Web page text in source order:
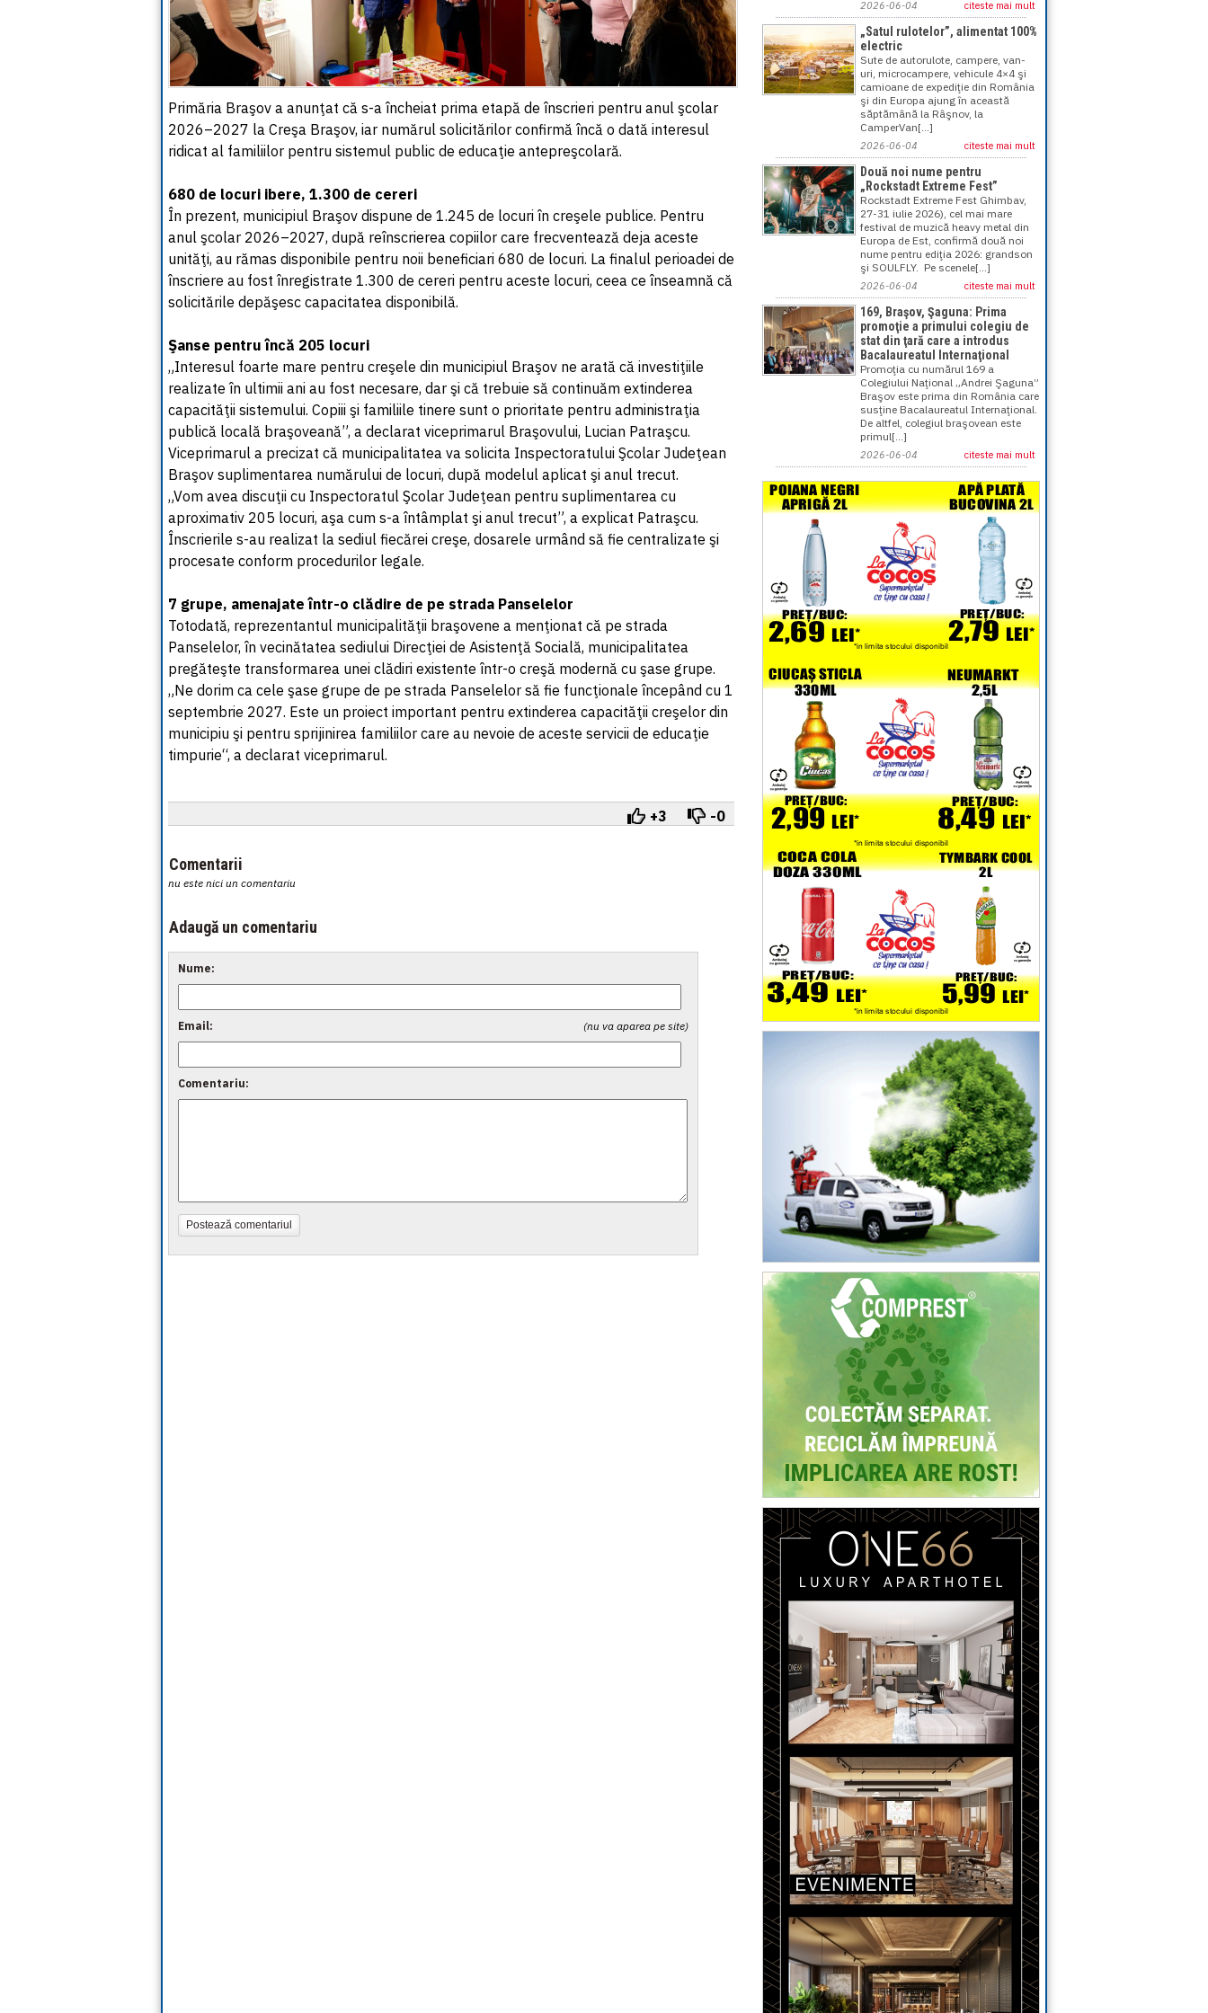
Primăria Braşov a anunţat că s-a încheiat prima etapă de înscrieri pentru anul şcolar
2026–2027 la Creşa Braşov, iar numărul solicitărilor confirmă încă o dată interesul
ridicat al familiilor pentru sistemul public de educaţie antepreşcolară.
680 de locuri ibere, 1.300 de cereri
În prezent, municipiul Braşov dispune de 1.245 de locuri în creşele publice. Pentru
anul şcolar 2026–2027, după reînscrierea copiilor care frecventează deja aceste
unităţi, au rămas disponibile pentru noii beneficiari 680 de locuri. La finalul perioadei de
înscriere au fost înregistrate 1.300 de cereri pentru aceste locuri, ceea ce înseamnă că
solicitările depăşesc capacitatea disponibilă.
Şanse pentru încă 205 locuri
„Interesul foarte mare pentru creşele din municipiul Braşov ne arată că investiţiile
realizate în ultimii ani au fost necesare, dar şi că trebuie să continuăm extinderea
capacităţii sistemului. Copiii şi familiile tinere sunt o prioritate pentru administraţia
publică locală braşoveană”, a declarat viceprimarul Braşovului, Lucian Patraşcu.
Viceprimarul a precizat că municipalitatea va solicita Inspectoratului Şcolar Judeţean
Braşov suplimentarea numărului de locuri, după modelul aplicat şi anul trecut.
„Vom avea discuţii cu Inspectoratul Şcolar Judeţean pentru suplimentarea cu
aproximativ 205 locuri, aşa cum s-a întâmplat şi anul trecut”, a explicat Patraşcu.
Înscrierile s-au realizat la sediul fiecărei creşe, dosarele urmând să fie centralizate şi
procesate conform procedurilor legale.
7 grupe, amenajate într-o clădire de pe strada Panselelor
Totodată, reprezentantul municipalităţii braşovene a menţionat că pe strada
Panselelor, în vecinătatea sediului Direcţiei de Asistenţă Socială, municipalitatea
pregăteşte transformarea unei clădiri existente într-o creşă modernă cu şase grupe.
„Ne dorim ca cele şase grupe de pe strada Panselelor să fie funcţionale începând cu 1
septembrie 2027. Este un proiect important pentru extinderea capacităţii creşelor din
municipiu şi pentru sprijinirea familiilor care au nevoie de aceste servicii de educaţie
timpurie“, a declarat viceprimarul.
+3 -0
Comentarii
nu este nici un comentariu
Adaugă un comentariu
Nume:
(nu va aparea pe site)
Email:
Comentariu:
Postează comentariul
2026-06-04 citeste mai mult
„Satul rulotelor”, alimentat 100%
electric
Sute de autorulote, campere, van-
uri, microcampere, vehicule 4×4 şi
camioane de expediţie din România
şi din Europa ajung în această
săptămână la Râşnov, la
CamperVan[...]
2026-06-04 citeste mai mult
Două noi nume pentru
„Rockstadt Extreme Fest”
Rockstadt Extreme Fest Ghimbav,
27-31 iulie 2026), cel mai mare
festival de muzică heavy metal din
Europa de Est, confirmă două noi
nume pentru ediţia 2026: grandson
şi SOULFLY. Pe scenele[...]
2026-06-04 citeste mai mult
169, Braşov, Şaguna: Prima
promoţie a primului colegiu de
stat din ţară care a introdus
Bacalaureatul Internaţional
Promoţia cu numărul 169 a
Colegiului Naţional „Andrei Şaguna”
Braşov este prima din România care
susţine Bacalaureatul Internaţional.
De altfel, colegiul braşovean este
primul[...]
2026-06-04 citeste mai mult